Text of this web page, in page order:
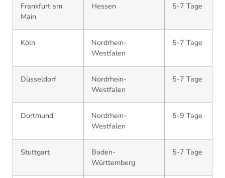
Frankfurt am
Main
Hessen 5-7 Tage
Köln
Nordrhein-
Westfalen
5-7 Tage
Düsseldorf
Nordrhein-
Westfalen
5-7 Tage
Dortmund
Nordrhein-
Westfalen
5-9 Tage
Stuttgart
Baden-
Württemberg
5-7 Tage